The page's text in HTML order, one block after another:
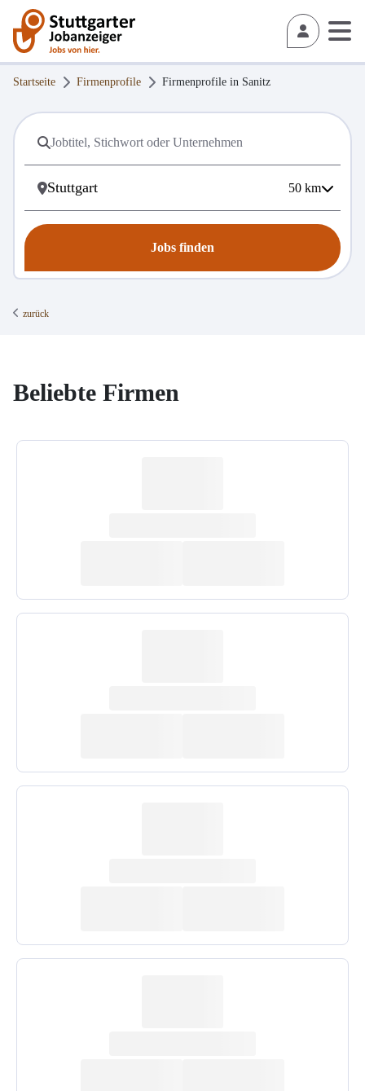
Startseite Firmenprofile Firmenprofile in Sanitz
50 km
Jobs finden
zurück
Beliebte Firmen